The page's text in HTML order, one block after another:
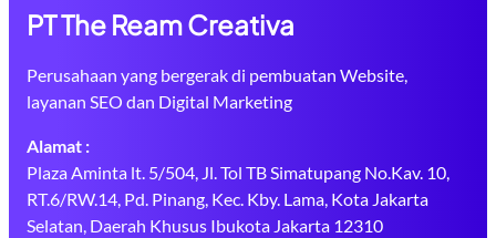
PT The Ream Creativa
Perusahaan yang bergerak di pembuatan Website,
layanan SEO dan Digital Marketing
Alamat :
Plaza Aminta lt. 5/504, Jl. Tol TB Simatupang No.Kav. 10,
RT.6/RW.14, Pd. Pinang, Kec. Kby. Lama, Kota Jakarta
Selatan, Daerah Khusus Ibukota Jakarta 12310